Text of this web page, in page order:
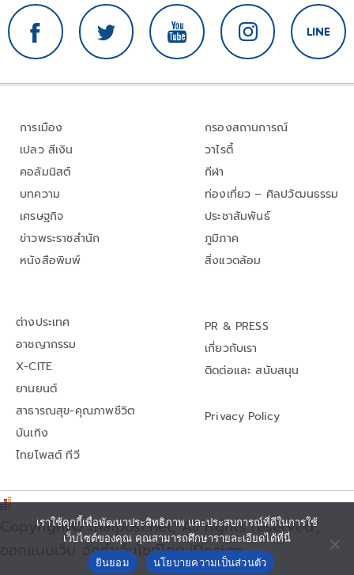
การเมือง
เปลว สีเงิน
คอลัมนิสต์
บทความ
เศรษฐกิจ
ข่าวพระราชสำนัก
หนังสือพิมพ์
กรองสถานการณ์
วาไรตี้
กีฬา
ท่องเที่ยว – ศิลปวัฒนธรรม
ประชาสัมพันธ์
ภูมิภาค
สิ่งแวดล้อม
ต่างประเทศ
อาชญากรรม
X-CITE
ยานยนต์
สาธารณสุข-คุณภาพชีวิต
บันเทิง
ไทยโพสต์ ทีวี
PR & PRESS
เกี่ยวกับเรา
ติดต่อและ สนับสนุน
Privacy Policy
Copyright© thaipost.net, All rights reserved.,
ออกแบบเว็บ จัดทำเว็บไซต์โดย iDesign
เราใช้คุกกี้เพื่อพัฒนาประสิทธิภาพ และประสบการณ์ที่ดีในการใช้
เว็บไซต์ของคุณ คุณสามารถศึกษารายละเอียดได้ที่นี่
ยินยอม
นโยบายความเป็นส่วนตัว